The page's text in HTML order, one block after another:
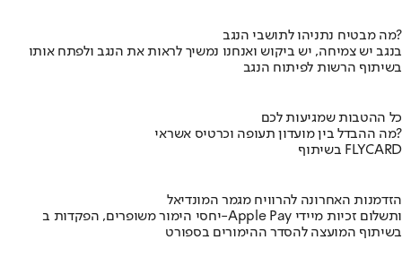
מה מבטיח נתניהו לתושבי הנגב?
בנגב יש צמיחה, יש ביקוש ואנחנו נמשיך לראות את הנגב ולפתח אותו
בשיתוף הרשות לפיתוח הנגב
כל ההטבות שמגיעות לכם
מה ההבדל בין מועדון תעופה וכרטיס אשראי?
בשיתוף FLYCARD
הזדמנות האחרונה להרוויח מגמר המונדיאל
יחסי הימור משופרים, הפקדות ב-Apple Pay ותשלום זכיות מיידי
בשיתוף המועצה להסדר ההימורים בספורט